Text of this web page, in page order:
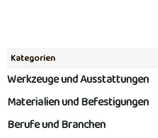
Kategorien
Werkzeuge und Ausstattungen
Materialien und Befestigungen
Berufe und Branchen